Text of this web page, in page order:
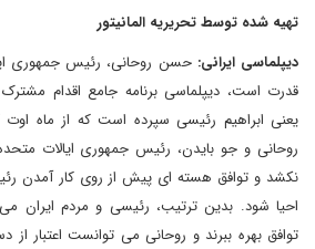
تهیه شده توسط تحریریه المانیتور
دیپلماسی ایرانی:حسن روحانی، رئیس جمهوری
قدرت است، دیپلماسی برنامه جامع اقدام
یعنی ابراهیم رئیسی سپرده است که از ماه اوت
روحانی و جو بایدن، رئیس جمهوری ایالات متحده،
نکشد و توافق هسته ای پیش از روی کار آمدن
احیا شود. بدین ترتیب، رئیسی و مردم ایران می
توافق بهره ببرند و روحانی می توانست اعتبار از